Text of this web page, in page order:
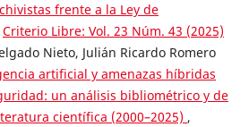
frente a la Ley de
Criterio Libre: Vol. 23 Núm. 43 (2025)
Nieto, Julián Ricardo Romero
artificial y amenazas híbridas
un análisis bibliométrico y de
científica (2000–2025) ,